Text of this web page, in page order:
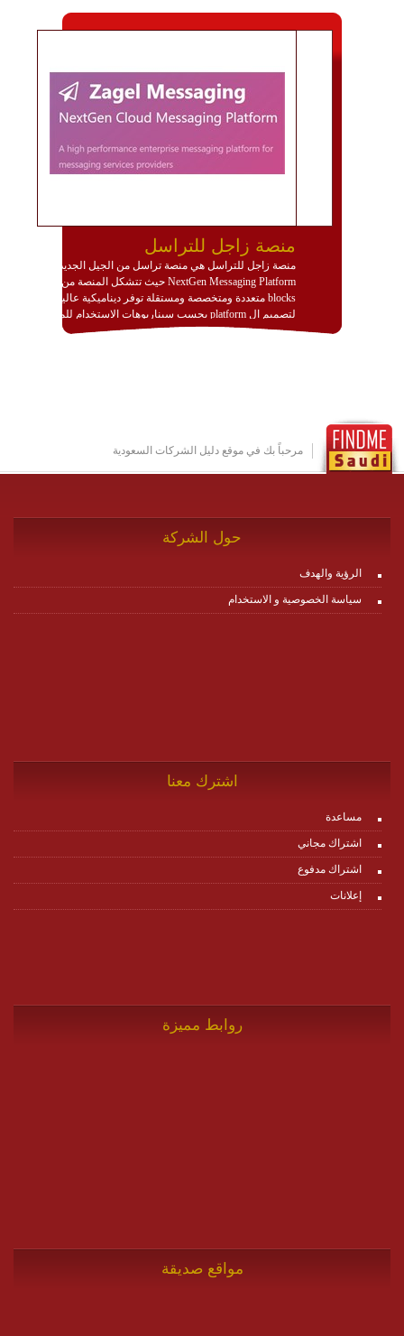
منصة زاجل للتراسل
منصة زاجل للتراسل هي منصة تراسل من الجيل الجديد
NextGen Messaging Platform حيث تتشكل المنصة من
blocks متعددة ومتخصصة ومستقلة توفر ديناميكية عالية
لتصميم ال platform بحسب سيناريوهات الاستخدام للمنصة
وتتوافق مع النشر والاستثمار ضمن بيئة استضافة dedicated
http://www.plutosms.com/zagel
مرحباً بك في موقع دليل الشركات السعودية
حول الشركة
الرؤية والهدف
سياسة الخصوصية و الاستخدام
اشترك معنا
مساعدة
اشتراك مجاني
اشتراك مدفوع
إعلانات
روابط مميزة
مواقع صديقة